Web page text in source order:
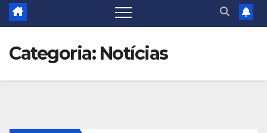
Categoria: Notícias